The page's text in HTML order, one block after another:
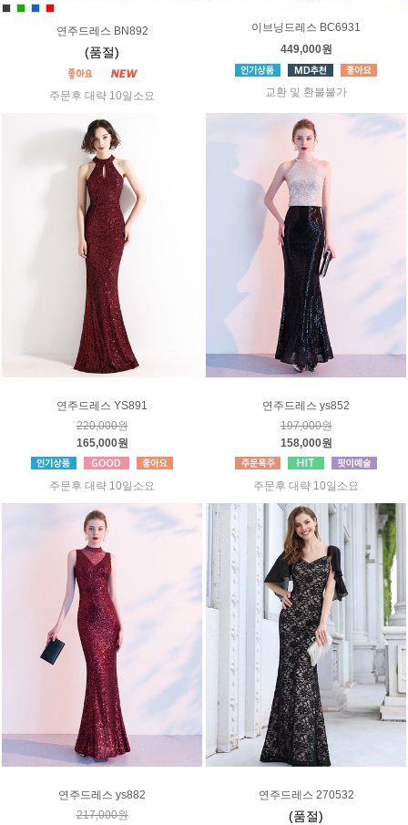
연주드레스 BN892
(품절)
주문후 대략 10일소요
이브닝드레스 BC6931
449,000원
교환 및 환불불가
연주드레스 YS891
220,000원
165,000원
주문후 대략 10일소요
연주드레스 ys852
197,000원
158,000원
주문후 대략 10일소요
연주드레스 ys882
217,000원
연주드레스 270532
(품절)